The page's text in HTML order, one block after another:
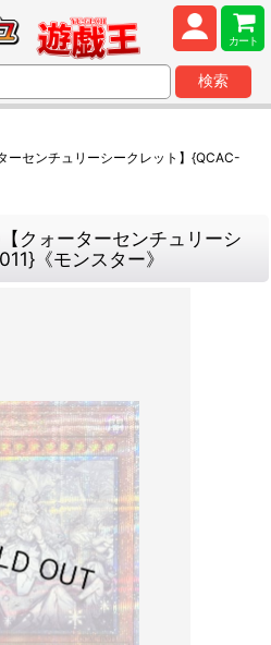
カート
検索
ーセンチュリーシークレット】{QCAC-
クォーターセンチュリーシ
《モンスター》